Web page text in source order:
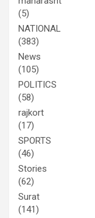
(5)
NATIONAL
(383)
News
(105)
POLITICS
(58)
rajkort
(17)
SPORTS
(46)
Stories
(62)
Surat
(141)